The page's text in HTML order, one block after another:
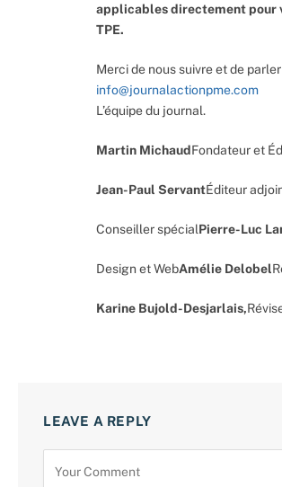
applicables directement pour
TPE.
Merci de nous suivre et de
info@journalactionpme.com
L’équipe du journal.
Martin MichaudFondateur et
Jean-Paul ServantÉditeur
Conseiller spécialPierre-Luc
Design et WebAmélie Delobel
Karine Bujold-Desjarlais,
LEAVE A REPLY